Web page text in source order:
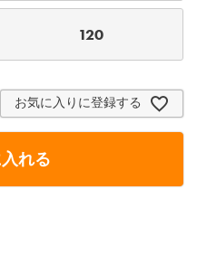
120
お気に入りに登録する
れる